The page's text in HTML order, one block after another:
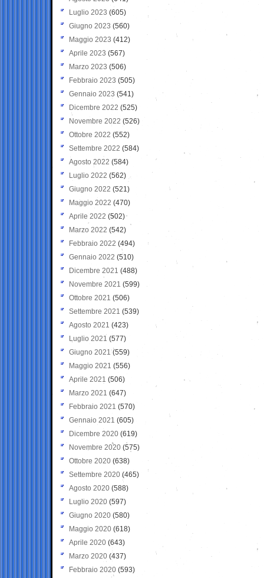
Luglio 2023 (605)
Giugno 2023 (560)
Maggio 2023 (412)
Aprile 2023 (567)
Marzo 2023 (506)
Febbraio 2023 (505)
Gennaio 2023 (541)
Dicembre 2022 (525)
Novembre 2022 (526)
Ottobre 2022 (552)
Settembre 2022 (584)
Agosto 2022 (584)
Luglio 2022 (562)
Giugno 2022 (521)
Maggio 2022 (470)
Aprile 2022 (502)
Marzo 2022 (542)
Febbraio 2022 (494)
Gennaio 2022 (510)
Dicembre 2021 (488)
Novembre 2021 (599)
Ottobre 2021 (506)
Settembre 2021 (539)
Agosto 2021 (423)
Luglio 2021 (577)
Giugno 2021(559)
Maggio 2021 (556)
Aprile 2021 (506)
Marzo 2021 (647)
Febbraio 2021 (570)
Gennaio 2021 (605)
Dicembre 2020 (619)
Novembre 2020 (575)
Ottobre 2020 (638)
Settembre 2020(465)
Agosto 2020 (588)
Luglio 2020 (597)
Giugno 2020 (580)
Maggio 2020 (618)
Aprile 2020 (643)
Marzo 2020 (437)
Febbraio 2020 (593)